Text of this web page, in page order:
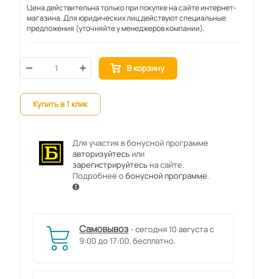
Цена действительна только при покупке на сайте интернет-
магазина. Для юридических лиц действуют специальные
предложения (уточняйте у менеджеров компании).
В корзину
Купить в 1 клик
Для участия в бонусной программе
авторизуйтесьили
зарегистрируйтесьна сайте.
Подробнее обонусной программе.
Самовывоз - сегодня 10 августа с
9:00 до 17:00, бесплатно.